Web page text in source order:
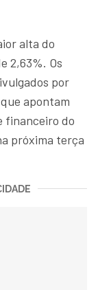
alta do
2,63%. Os
por
apontam
financeiro do
próxima terça